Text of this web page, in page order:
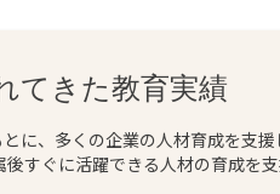
てきた教育実績
に、多くの企業の人材育成を支援
すぐに活躍できる人材の育成を支